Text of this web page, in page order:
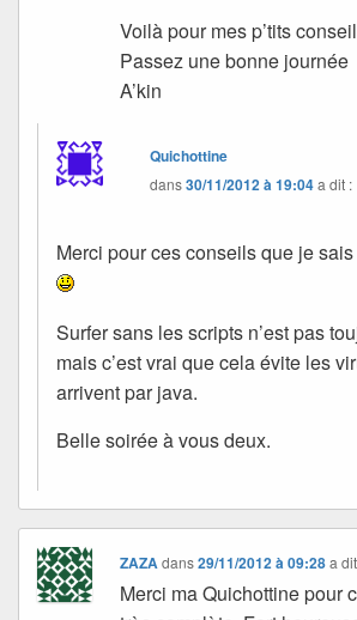
Voilà pour mes p’tits
Passez une bonne journée
A’kin
Quichottine
dans30/11/2012 à 19:04a dit :
Merci pour ces conseils que je
Surfer sans les scripts n’est pas
mais c’est vrai que cela évite les
arrivent par java.
Belle soirée à vous deux.
ZAZAdans29/11/2012 à 09:28 a
Merci ma Quichottine pour